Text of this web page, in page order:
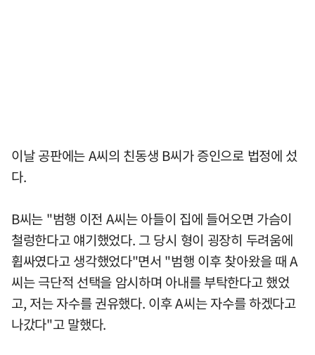
이날 공판에는 A씨의 친동생 B씨가 증인으로 법정에 섰
다.
B씨는 "범행 이전 A씨는 아들이 집에 들어오면 가슴이
철렁한다고 얘기했었다. 그 당시 형이 굉장히 두려움에
휩싸였다고 생각했었다"면서 "범행 이후 찾아왔을 때 A
씨는 극단적 선택을 암시하며 아내를 부탁한다고 했었
고, 저는 자수를 권유했다. 이후 A씨는 자수를 하겠다고
나갔다"고 말했다.